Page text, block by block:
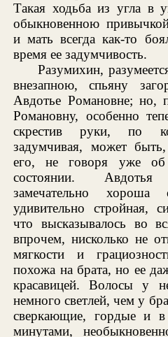
Такая ходьба из угла в
обыкновенною
и мать всегда как-то
время ее задумчивость.
Разумихин,
внезапною, спьяну
Авдотье Романовне; но,
Романовну, особенно
скрестив руки, по
задумчивая, может
его, не говоря уже об
состоянии.
замечательно
удивительно стройная,
что высказывалось во
впрочем, нисколько не
мягкости и
похожа на брата, но ее
красавицей. Волосы у
немного светлей, чем у
сверкающие, гордые и
минутами,